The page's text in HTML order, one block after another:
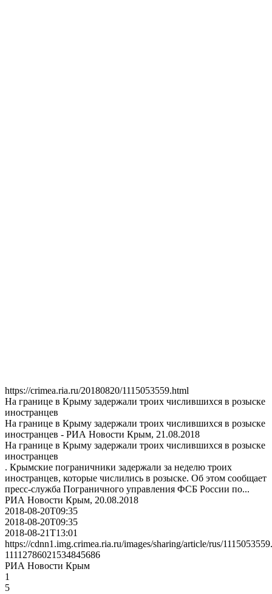
https://crimea.ria.ru/20180820/1115053559.html
На границе в Крыму задержали троих числившихся в розыске
иностранцев
На границе в Крыму задержали троих числившихся в розыске
иностранцев - РИА Новости Крым, 21.08.2018
На границе в Крыму задержали троих числившихся в розыске
иностранцев
. Крымские пограничники задержали за неделю троих
иностранцев, которые числились в розыске. Об этом сообщает
пресс-служба Пограничного управления ФСБ России по...
РИА Новости Крым, 20.08.2018
2018-08-20T09:35
2018-08-20T09:35
2018-08-21T13:01
https://cdnn1.img.crimea.ria.ru/images/sharing/article/rus/
11112786021534845686
РИА Новости Крым
1
5